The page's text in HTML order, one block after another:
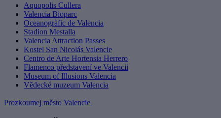
Aquopolis Cullera
Valencia Bioparc
Oceanogràfic de Valencia
Stadion Mestalla
Valencia Attraction Passes
Kostel San Nicolás Valencie
Centro de Arte Hortensia Herrero
Flamenco představení ve Valencii
Museum of Illusions Valencia
Vědecké muzeum Valencia
Prozkoumej město Valencie